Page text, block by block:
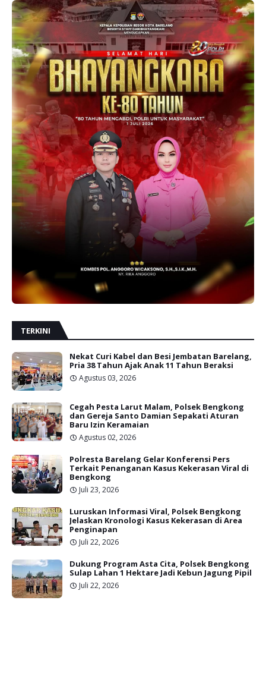
TERKINI
Nekat Curi Kabel dan Besi Jembatan Barelang,
Pria 38 Tahun Ajak Anak 11 Tahun Beraksi
Agustus 03, 2026
Cegah Pesta Larut Malam, Polsek Bengkong
dan Gereja Santo Damian Sepakati Aturan
Baru Izin Keramaian
Agustus 02, 2026
Polresta Barelang Gelar Konferensi Pers
Terkait Penanganan Kasus Kekerasan Viral di
Bengkong
Juli 23, 2026
Luruskan Informasi Viral, Polsek Bengkong
Jelaskan Kronologi Kasus Kekerasan di Area
Penginapan
Juli 22, 2026
Dukung Program Asta Cita, Polsek Bengkong
Sulap Lahan 1 Hektare Jadi Kebun Jagung Pipil
Juli 22, 2026